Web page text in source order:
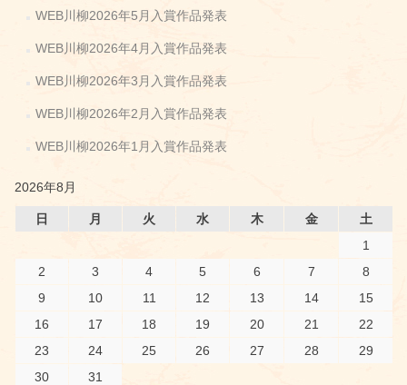
WEB川柳2026年5月入賞作品発表
WEB川柳2026年4月入賞作品発表
WEB川柳2026年3月入賞作品発表
WEB川柳2026年2月入賞作品発表
WEB川柳2026年1月入賞作品発表
2026年8月
日 月 火 水 木 金
土
1
2
3 4 5 6 7
8
9
10 11 12 13 14
15
16
17 18 19 20 21
22
23
24 25 26 27 28
29
30
31